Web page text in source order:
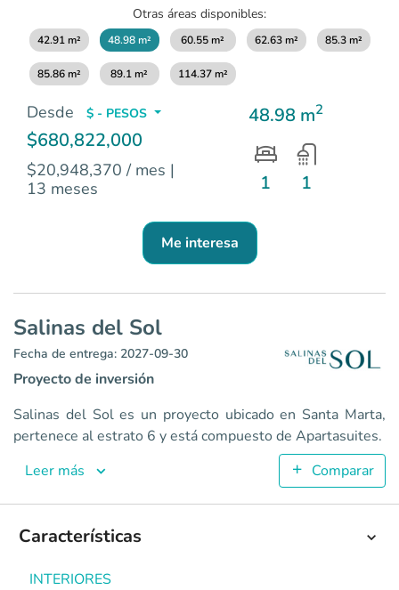
Apartasuites en Santa Marta - Sur <p>Proyecto de uso
2
48.98
1
Colombia Santa Marta
Pozos Colorados, a tan
Otras áreas disponibles:
42.91 m² 48.98 m² 60.55 m² 62.63 m² 85.3 m²
85.86 m² 89.1 m² 114.37 m²
Desde $ - PESOS
$680,822,000
$20,948,370 / mes |
13 meses
48.98 m2
1 1
Me interesa
Salinas del Sol
Fecha de entrega: 2027-09-30
Proyecto de inversión
Salinas del Sol es un proyecto ubicado en Santa Marta,
pertenece al estrato 6 y está compuesto de Apartasuites.
Leer más
Comparar
Características
INTERIORES